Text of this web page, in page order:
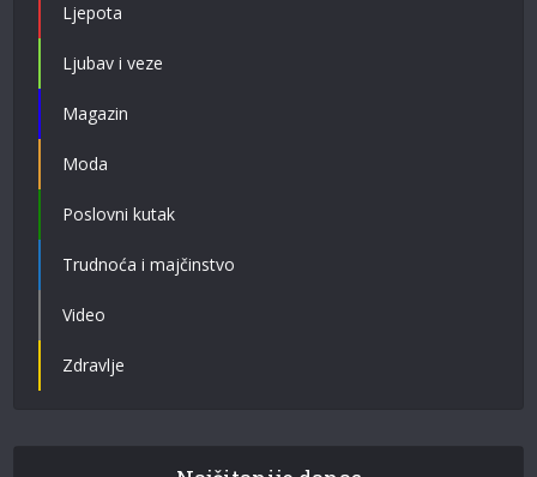
Ljepota
Ljubav i veze
Magazin
Moda
Poslovni kutak
Trudnoća i majčinstvo
Video
Zdravlje